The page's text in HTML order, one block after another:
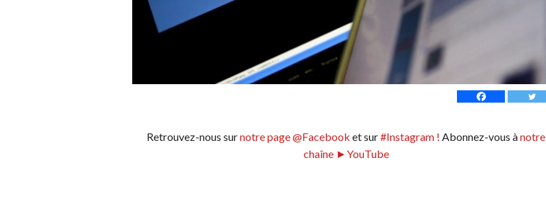
Retrouvez-nous surnotre page @Facebook et sur#Instagram ! Abonnez-vous ànotre
chaîne ►YouTube